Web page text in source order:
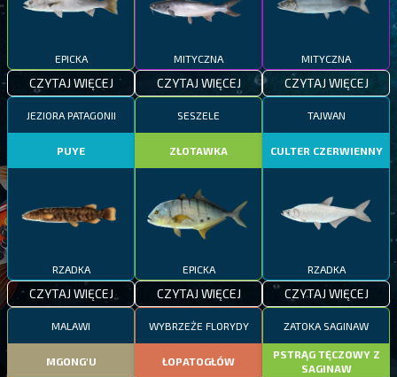
EPICKA
CZYTAJ WIĘCEJ
MITYCZNA
CZYTAJ WIĘCEJ
MITYCZNA
CZYTAJ WIĘCEJ
JEZIORA PATAGONII
PUYE
RZADKA
CZYTAJ WIĘCEJ
SESZELE
ZŁOTAWKA
EPICKA
CZYTAJ WIĘCEJ
TAJWAN
CULTER CZERWIENNY
RZADKA
CZYTAJ WIĘCEJ
MALAWI
MGONG'U
WYBRZEŻE FLORYDY
ŁOPATOGŁÓW
ZATOKA SAGINAW
PSTRĄG TĘCZOWY Z
SAGINAW